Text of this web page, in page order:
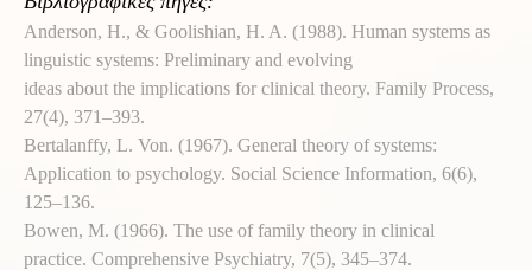
Anderson, H., & Goolishian, H. A. (1988). Human systems as
linguistic systems: Preliminary and evolving
ideas about the implications for clinical theory. Family Process,
27(4), 371–393.
Bertalanffy, L. Von. (1967). General theory of systems:
Application to psychology. Social Science Information, 6(6),
125–136.
Bowen, M. (1966). The use of family theory in clinical
practice. Comprehensive Psychiatry, 7(5), 345–374.